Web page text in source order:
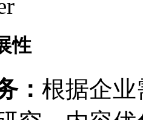
性
： 根据企业